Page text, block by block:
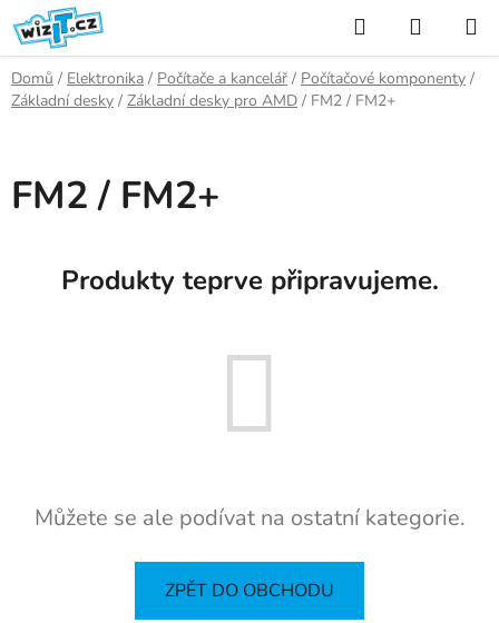
Přejít
na
obsah
Hledat
KOŠÍK
Domů / Elektronika / Počítače a kancelář / Počítačové komponenty /
Základní desky / Základní desky pro AMD / FM2 / FM2+
FM2 / FM2+
Produkty teprve připravujeme.
Můžete se ale podívat na ostatní kategorie.
ZPĚT DO OBCHODU